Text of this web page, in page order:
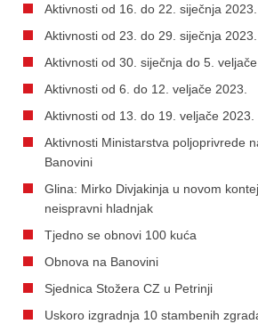
Aktivnosti od 16. do 22. siječnja 2023.
Aktivnosti od 23. do 29. siječnja 2023.
Aktivnosti od 30. siječnja do 5. veljače
Aktivnosti od 6. do 12. veljače 2023.
Aktivnosti od 13. do 19. veljače 2023.
Aktivnosti Ministarstva poljoprivrede
Banovini
Glina: Mirko Divjakinja u novom
neispravni hladnjak
Tjedno se obnovi 100 kuća
Obnova na Banovini
Sjednica Stožera CZ u Petrinji
Uskoro izgradnja 10 stambenih